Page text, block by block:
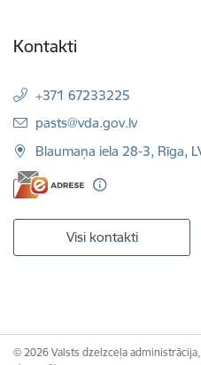
Kontakti
+371 67233225
E-pasts:
pasts@vda.gov.lv
Blaumaņa iela 28-3, Rīga,
Visi kontakti
© 2026 Valsts dzelzceļa